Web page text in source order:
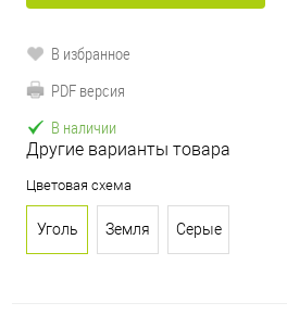
В избранное
PDF версия
В наличии
Другие варианты товара
Цветовая схема
Уголь Земля Серые